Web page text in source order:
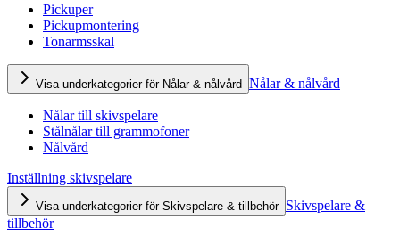
Pickuper
Pickupmontering
Tonarmsskal
Visa underkategorier för Nålar & nålvård Nålar & nålvård
Nålar till skivspelare
Stålnålar till grammofoner
Nålvård
Inställning skivspelare
Visa underkategorier för Skivspelare & tillbehör Skivspelare &
tillbehör